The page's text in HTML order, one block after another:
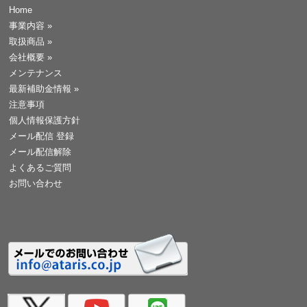
Home
事業内容 »
取扱商品 »
会社概要 »
メンテナンス
最新補助金情報 »
注意事項
個人情報保護方針
メール配信 登録
メール配信解除
よくあるご質問
お問い合わせ